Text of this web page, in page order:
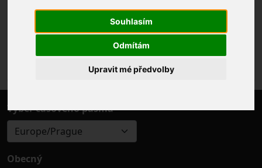
Souhlasím
Odmítám
Upravit mé předvolby
(Německo)
Bundesliga
Akce již proběhla. Nicméně můžete zkusit jinou
událost.
Výběr časového pásma
Europe/Prague
Obecný